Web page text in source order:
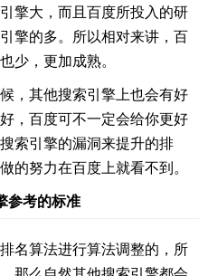
擎大，而且百度所投入的研
擎的多。所以相对来讲，百
少，更加成熟。
，其他搜索引擎上也会有好
，百度可不一定会给你更好
索引擎的漏洞来提升的排
的努力在百度上就看不到。
参考的标准
名算法进行算法调整的，所